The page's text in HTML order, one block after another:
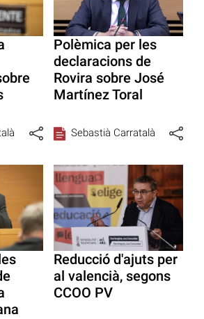
Polèmica per les
declaracions de
Rovira sobre José
Martínez Toral
Sebastià Carratalà
Reducció d'ajuts per
al valencià, segons
CCOO PV